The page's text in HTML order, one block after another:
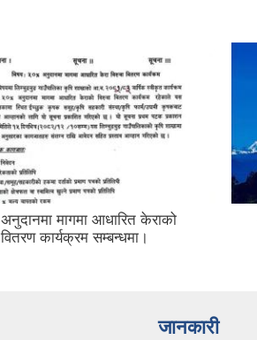
मागमा आधारित केराको
कार्यक्रम सम्बन्धमा।
जानकारी